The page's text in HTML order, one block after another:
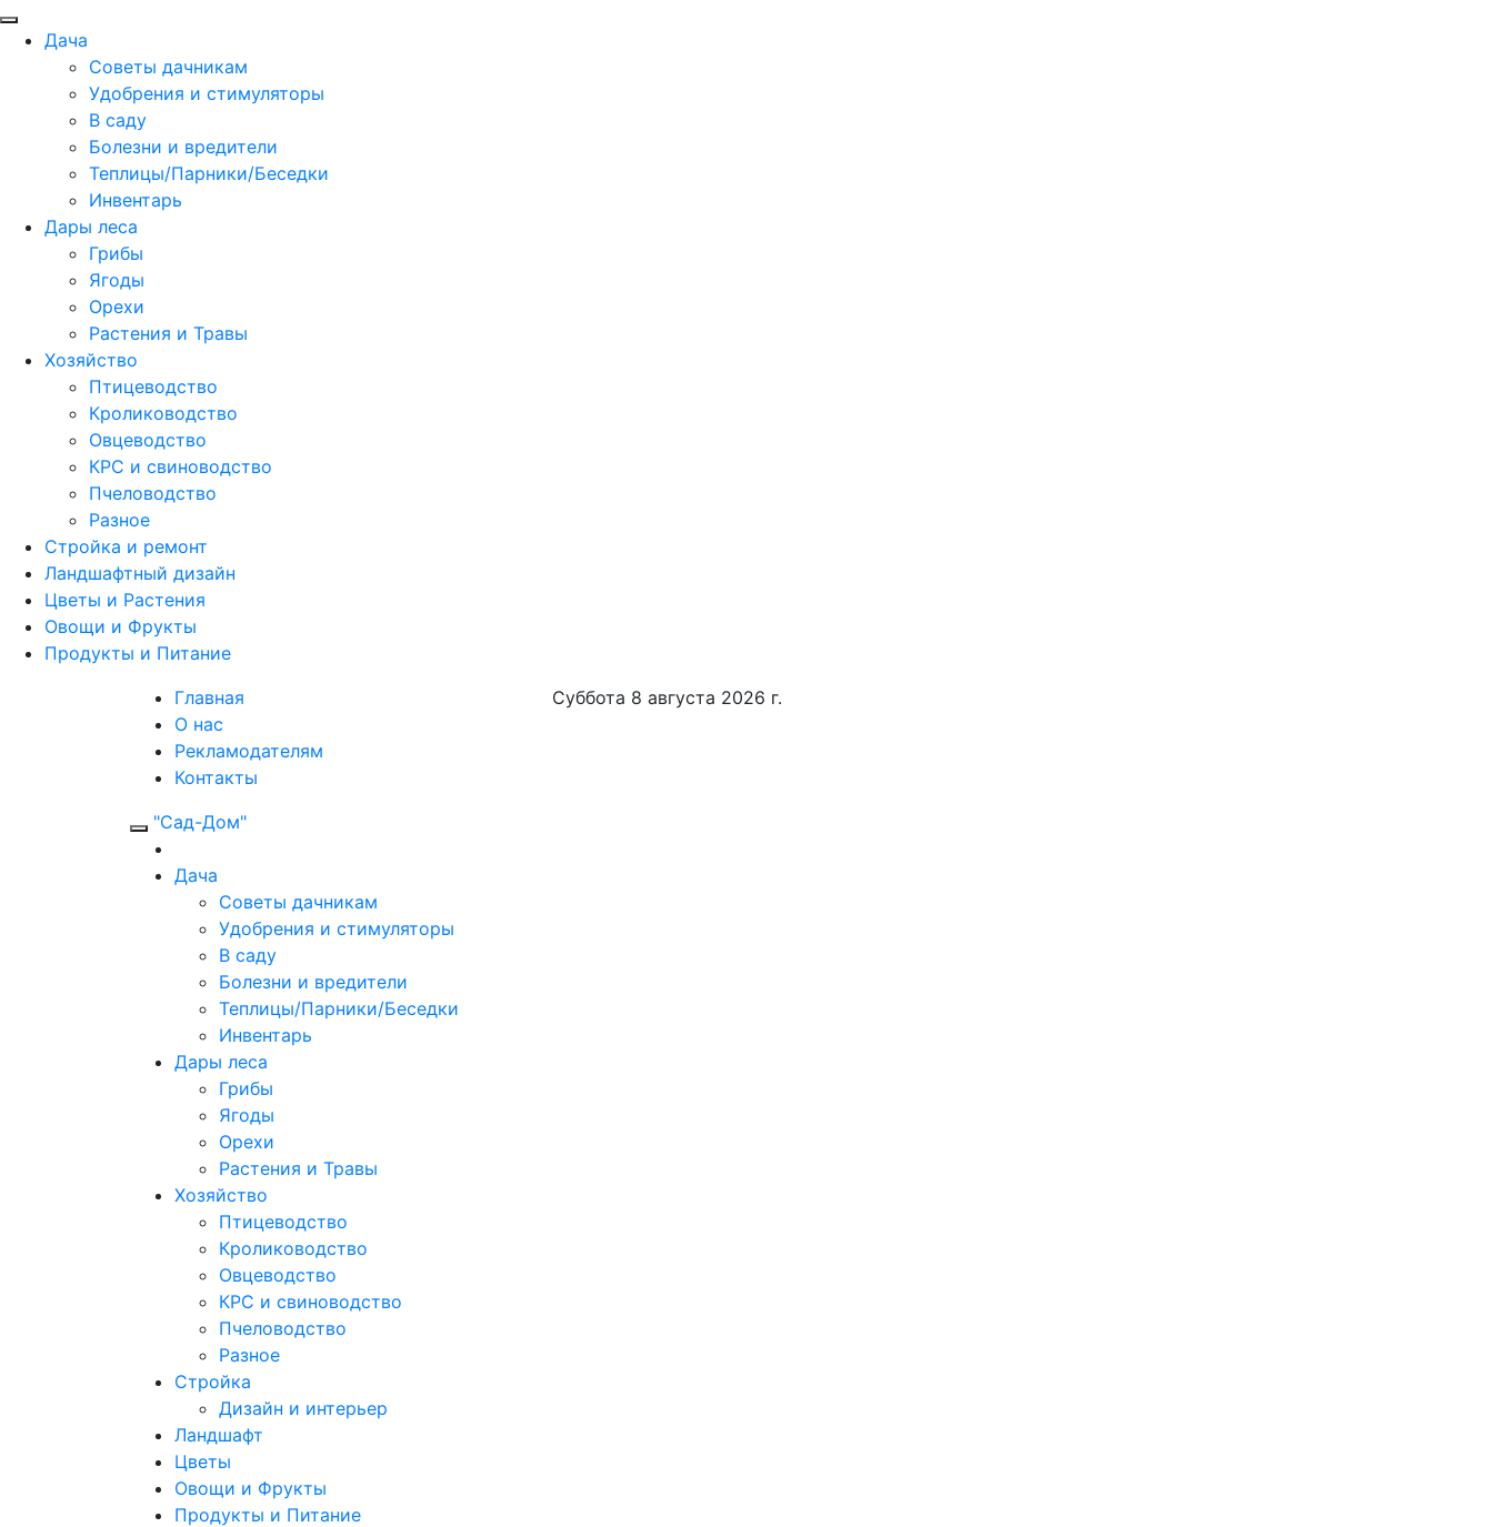
Дача
Советы дачникам
Удобрения и стимуляторы
В саду
Болезни и вредители
Теплицы/Парники/Беседки
Инвентарь
Дары леса
Грибы
Ягоды
Орехи
Растения и Травы
Хозяйство
Птицеводство
Кролиководство
Овцеводство
КРС и свиноводство
Пчеловодство
Разное
Стройка и ремонт
Ландшафтный дизайн
Цветы и Растения
Овощи и Фрукты
Продукты и Питание
Главная
О нас
Рекламодателям
Контакты
Суббота 8 августа 2026 г.
"Сад-Дом"
Дача
Советы дачникам
Удобрения и стимуляторы
В саду
Болезни и вредители
Теплицы/Парники/Беседки
Инвентарь
Дары леса
Грибы
Ягоды
Орехи
Растения и Травы
Хозяйство
Птицеводство
Кролиководство
Овцеводство
КРС и свиноводство
Пчеловодство
Разное
Стройка
Дизайн и интерьер
Ландшафт
Цветы
Овощи и Фрукты
Продукты и Питание